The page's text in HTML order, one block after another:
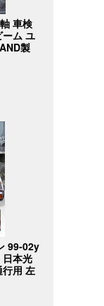
車検
ム ユ
製
99-02y
本光
用 左